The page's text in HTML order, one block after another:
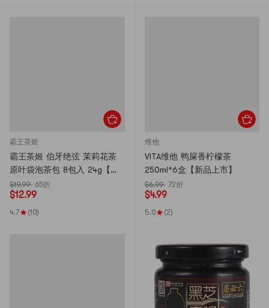
霸王茶姬
霸王茶姬 伯牙绝弦 茉莉花茶
原叶袋泡茶包 8包入 24g【清
新花香 鲜爽回甘】【亚米独
家】
$19.99 65折
$12.99
4.7 (10)
维他
VITA维他 鸭屎香柠檬茶
250ml*6盒【新品上市】
$6.99 72折
$4.99
5.0 (2)